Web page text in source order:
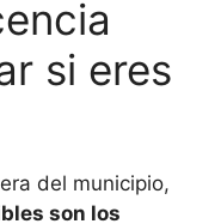
si eres
del municipio,
son los